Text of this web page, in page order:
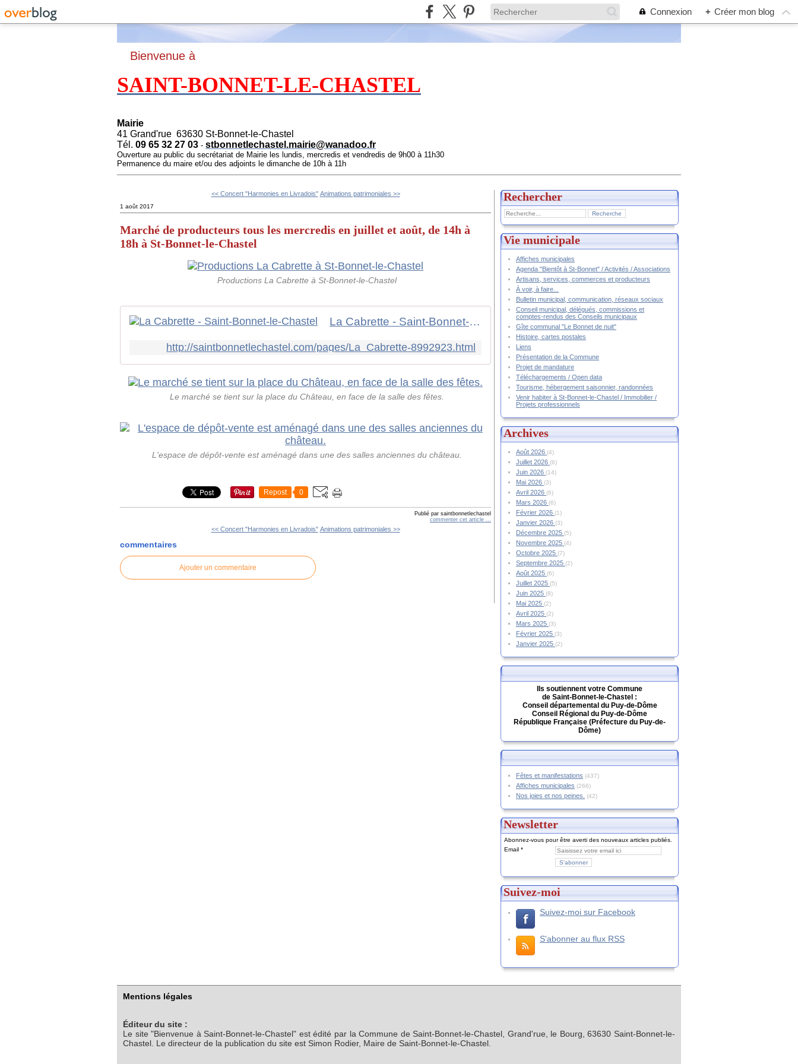
Connexion + Créer mon blog
Bienvenue à
SAINT-BONNET-LE-CHASTEL
Mairie
41 Grand'rue 63630 St-Bonnet-le-Chastel
Tél. 09 65 32 27 03 - stbonnetlechastel.mairie@wanadoo.fr
Ouverture au public du secrétariat de Mairie les lundis, mercredis et vendredis de 9h00 à 11h30
Permanence du maire et/ou des adjoints le dimanche de 10h à 11h
<< Concert "Harmonies en Livradois" Animations patrimoniales >>
1 août 2017
Marché de producteurs tous les mercredis en juillet et août, de 14h à
18h à St-Bonnet-le-Chastel
Productions La Cabrette à St-Bonnet-le-Chastel
La Cabrette - Saint-Bonnet-le-Chastel
http://saintbonnetlechastel.com/pages/La_Cabrette-8992923.html
Le marché se tient sur la place du Château, en face de la salle des fêtes.
L'espace de dépôt-vente est aménagé dans une des salles anciennes du château.
Repost 0
Publié par saintbonnetlechastel
commenter cet article …
<< Concert "Harmonies en Livradois" Animations patrimoniales >>
commentaires
Ajouter un commentaire
Rechercher
Vie municipale
Affiches municipales
Agenda "Bientôt à St-Bonnet" / Activités / Associations
Artisans, services, commerces et producteurs
À voir, à faire...
Bulletin municipal, communication, réseaux sociaux
Conseil municipal, délégués, commissions et
comptes-rendus des Conseils municipaux
Gîte communal "Le Bonnet de nuit"
Histoire, cartes postales
Liens
Présentation de la Commune
Projet de mandature
Téléchargements / Open data
Tourisme, hébergement saisonnier, randonnées
Venir habiter à St-Bonnet-le-Chastel / Immobilier /
Projets professionnels
Archives
Août 2026 (4)
Juillet 2026 (6)
Juin 2026 (14)
Mai 2026 (3)
Avril 2026 (6)
Mars 2026 (6)
Février 2026 (1)
Janvier 2026 (3)
Décembre 2025 (5)
Novembre 2025 (4)
Octobre 2025 (7)
Septembre 2025 (2)
Août 2025 (6)
Juillet 2025 (5)
Juin 2025 (8)
Mai 2025 (2)
Avril 2025 (2)
Mars 2025 (3)
Février 2025 (3)
Janvier 2025 (2)
Ils soutiennent votre Commune
de Saint-Bonnet-le-Chastel :
Conseil départemental du Puy-de-Dôme
Conseil Régional du Puy-de-Dôme
République Française (Préfecture du Puy-de-
Dôme)
Fêtes et manifestations (437)
Affiches municipales (266)
Nos joies et nos peines. (42)
Newsletter
Abonnez-vous pour être averti des nouveaux articles publiés.
Email
Suivez-moi
Suivez-moi sur Facebook
S'abonner au flux RSS
Mentions légales
Éditeur du site :
Le site "Bienvenue à Saint-Bonnet-le-Chastel" est édité par la Commune de Saint-Bonnet-le-Chastel, Grand'rue, le Bourg, 63630 Saint-Bonnet-le-
Chastel. Le directeur de la publication du site est Simon Rodier, Maire de Saint-Bonnet-le-Chastel.